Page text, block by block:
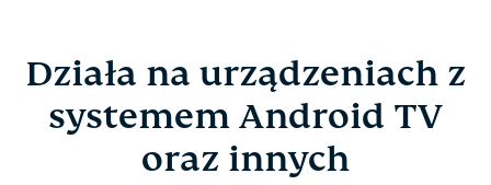
Działa na urządzeniach z
systemem Android TV
oraz innych